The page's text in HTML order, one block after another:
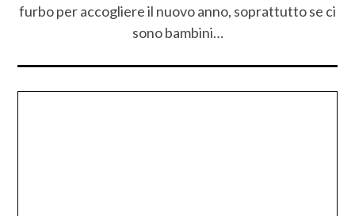
furbo per accogliere il nuovo anno, soprattutto se ci
sono bambini…